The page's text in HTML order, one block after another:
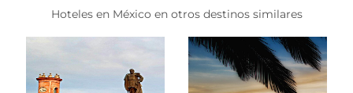
Hoteles en México en otros destinos similares